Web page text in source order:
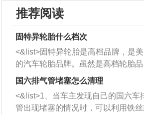
推荐阅读
固特异轮胎什么档次
<&list>固特异轮胎是高档品牌，是美
的汽车轮胎品牌。虽然是高档轮胎品
牌，但是中高低端的轮胎都有生产，
也是为了更好的开拓市场。
国六排气管堵塞怎么清理
<&list>1、当车主发现自己的国六车
管出现堵塞的情况时，可以利用铁丝